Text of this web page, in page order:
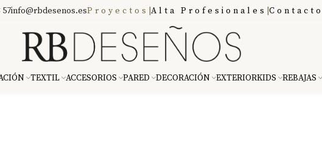
57info@rbdesenos.esProyectos Alta Profesionales Contacto
TEXTIL ACCESORIOS PARED DECORACIÓN EXTERIORKIDS REBAJAS